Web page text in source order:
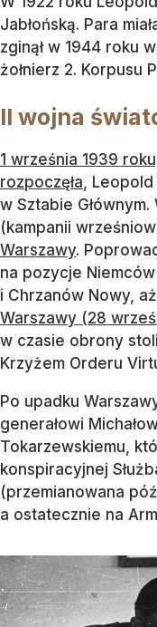
Jabłońską. Para
zginął w 1944 roku
żołnierz 2. Korpusu
II wojna
1 września 1939
rozpoczęła, Leopold
w Sztabie
(kampanii
Warszawy.
na pozycje
i Chrzanów Nowy,
Warszawy (28
w czasie obrony
Krzyżem Orderu
Po upadku
generałowi
Tokarzewskiemu,
konspiracyjnej
(przemianowana
a ostatecznie na